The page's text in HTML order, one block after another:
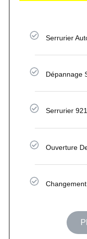
Serrurier
Dépannage
Serrurier
Ouverture